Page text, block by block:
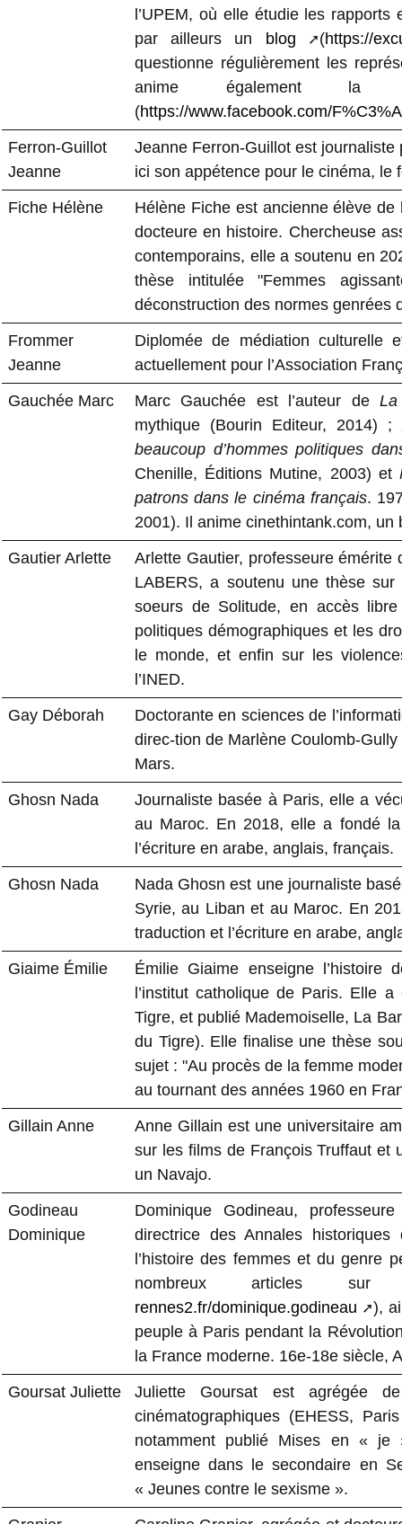
l’UPEM, où elle étudie les
par ailleurs un blog (https://
questionne régulièrement les
anime également
(https://www.facebook.com/
Ferron-Guillot
Jeanne
Jeanne Ferron-Guillot est
ici son appétence pour le cinéma, le
Fiche Hélène
Hélène Fiche est ancienne élève
docteure en histoire. Chercheuse
contemporains, elle a soutenu en
thèse intitulée "Femmes
déconstruction des normes genrées
Frommer
Jeanne
Diplomée de médiation culturelle
actuellement pour l’Association
Gauchée Marc
Marc Gauchée est l’auteur de
mythique (Bourin Editeur, 2014) ;
beaucoup d’hommes politiques
Chenille, Éditions Mutine, 2003) et
patrons dans le cinéma français.
2001). Il anime cinethintank.com,
Gautier Arlette
Arlette Gautier, professeure émérite
LABERS, a soutenu une thèse
soeurs de Solitude, en accès
politiques démographiques et les
le monde, et enfin sur les
l’INED.
Gay Déborah
Doctorante en sciences de
direc-tion de Marlène Coulomb-
Mars.
Ghosn Nada
Journaliste basée à Paris, elle a
au Maroc. En 2018, elle a fondé
l’écriture en arabe, anglais, français.
Ghosn Nada
Nada Ghosn est une journaliste
Syrie, au Liban et au Maroc. En
traduction et l’écriture en arabe,
Giaime Émilie
Émilie Giaime enseigne l’histoire
l’institut catholique de Paris. Elle
Tigre, et publié Mademoiselle, La
du Tigre). Elle finalise une thèse
sujet : "Au procès de la femme
au tournant des années 1960 en
Gillain Anne
Anne Gillain est une universitaire
sur les films de François Truffaut et
un Navajo.
Godineau
Dominique
Dominique Godineau,
directrice des Annales
l’histoire des femmes et du genre
nombreux
rennes2.fr/dominique.godineau
),
peuple à Paris pendant la
la France moderne. 16e-18e siècle,
Goursat Juliette
Juliette Goursat est agrégée
cinématographiques (EHESS,
notamment publié Mises en « je
enseigne dans le secondaire en
« Jeunes contre le sexisme ».